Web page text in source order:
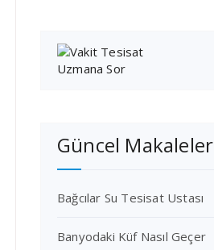
Güncel Makaleler
Bağcılar Su Tesisat Ustası
Banyodaki Küf Nasıl Geçer